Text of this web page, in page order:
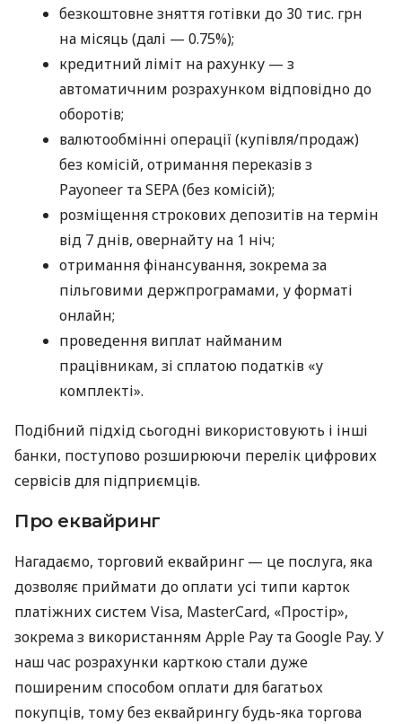
безкоштовне зняття готівки до 30 тис. грн
на місяць (далі — 0.75%);
кредитний ліміт на рахунку — з
автоматичним розрахунком відповідно до
оборотів;
валютообмінні операції (купівля/продаж)
без комісій, отримання переказів з
Payoneer та SEPA (без комісій);
розміщення строкових депозитів на термін
від 7 днів, овернайту на 1 ніч;
отримання фінансування, зокрема за
пільговими держпрограмами, у форматі
онлайн;
проведення виплат найманим
працівникам, зі сплатою податків «у
комплекті».
Подібний підхід сьогодні використовують і інші
банки, поступово розширюючи перелік цифрових
сервісів для підприємців.
Про еквайринг
Нагадаємо, торговий еквайринг — це послуга, яка
дозволяє приймати до оплати усі типи карток
платіжних систем Visa, MasterCard, «Простір»,
зокрема з використанням Apple Pay та Google Pay. У
наш час розрахунки карткою стали дуже
поширеним способом оплати для багатьох
покупців, тому без еквайрингу будь-яка торгова